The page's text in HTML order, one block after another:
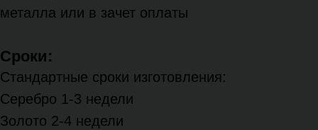
металла или в зачет оплаты
Сроки:
Стандартные сроки изготовления:
Серебро 1-3 недели
Золото 2-4 недели